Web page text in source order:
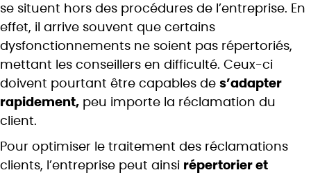
se situent hors des procédures de l’entreprise. En
effet, il arrive souvent que certains
dysfonctionnements ne soient pas répertoriés,
mettant les conseillers en difficulté. Ceux-ci
doivent pourtant être capables de s’adapter
rapidement, peu importe la réclamation du
client.
Pour optimiser le traitement des réclamations
clients, l’entreprise peut ainsi répertorier et